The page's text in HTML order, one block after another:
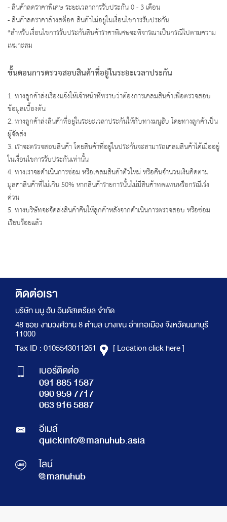
- สินค้าลดราคาพิเศษ ระยะเวลาการรับประกัน 0 - 3 เดือน
- สินค้าลดราคาล้างสต็อค สินค้าไม่อยู่ในเงื่อนไขการรับประกัน
*สำหรับเงื่อนไขการรับประกันสินค้าราคาพิเศษจะพิจารณาเป็นกรณีไปตามความ
เหมาะสม
ขั้นตอนการตรวจสอบสินค้าที่อยู่ในระยะเวลาประกัน
1. ทางลูกค้าส่งเรื่องแจ้งให้เจ้าหน้าที่ทราบว่าต้องการเคลมสินค้าเพื่อตรวจสอบ
ข้อมูลเบื้องต้น
2. ทางลูกค้าส่งสินค้าที่อยู่ในระยะเวลาประกันให้กับทางมนูฮับ โดยทางลูกค้าเป็น
ผู้จัดส่ง
3. เราจะตรวจสอบสินค้า โดยสินค้าที่อยู่ในประกันจะสามารถเคลมสินค้าได้เมื่ออยู่
ในเงื่อนไขการรับประกันเท่านั้น
4. ทางเราจะดำเนินการซ่อม หรือเคลมสินค้าตัวใหม่ หรือคืนจำนวนเงินคิดตาม
มูลค่าสินค้าที่ไม่เกิน 50% หากสินค้ารายการนั้นไม่มีสินค้าทดแทนหรือกรณีเร่ง
ด่วน
5. ทางบริษัทจะจัดส่งสินค้าคืนให้ลูกค้าหลังจากดำเนินการตรวจสอบ หรือซ่อม
เรียบร้อยแล้ว
ติดต่อเรา
บริษัท มนู ฮับ อินดัสเตรียล จำกัด
48 ซอย งามวงศ์วาน 8 ตำบล บางเขน อำเภอเมือง จังหวัดนนทบุรี
11000
Tax ID : 0105543011261
[ Location click here ]
เบอร์ติดต่อ
091 885 1587
090 959 7717
063 916 5887
อีเมล์
quickinfo@manuhub.asia
ไลน์
@manuhub